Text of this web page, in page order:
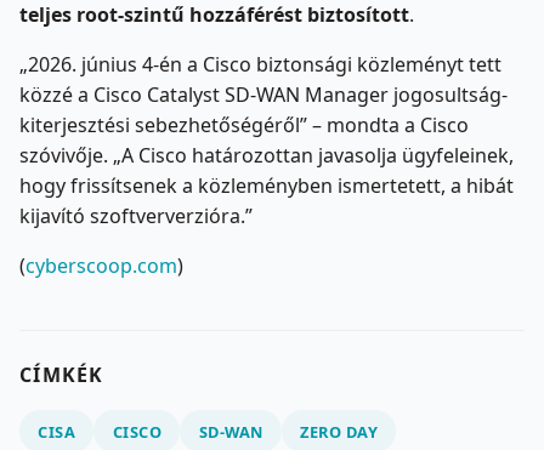
teljes root-szintű hozzáférést biztosított.
„2026. június 4-én a Cisco biztonsági közleményt tett
közzé a Cisco Catalyst SD-WAN Manager jogosultság-
kiterjesztési sebezhetőségéről” – mondta a Cisco
szóvivője. „A Cisco határozottan javasolja ügyfeleinek,
hogy frissítsenek a közleményben ismertetett, a hibát
kijavító szoftververzióra.”
(cyberscoop.com)
CÍMKÉK
CISA CISCO SD-WAN ZERO DAY